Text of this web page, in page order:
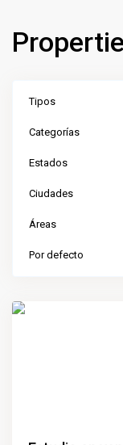
Tipos
Categorías
Estados
Ciudades
Áreas
Por defecto